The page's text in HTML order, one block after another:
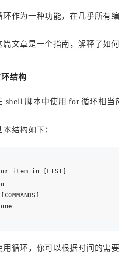
环作为一种功能，在几乎所有
篇文章是一个指南，解释了如
结构
shell 脚本中使用 for 循环相当
本结构如下：
item in
用循环，你可以根据时间的需